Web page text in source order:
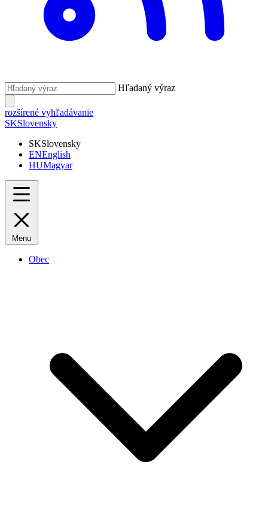
Hľadaný výraz
rozšírené vyhľadávanie
SKSlovensky
SKSlovensky
ENEnglish
HUMagyar
Menu
Obec